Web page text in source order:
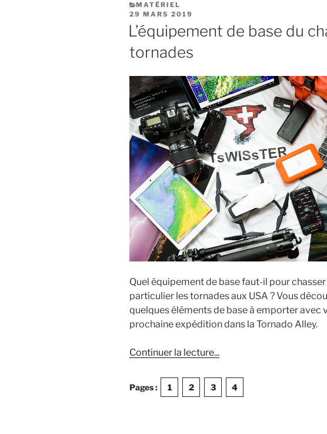
CATÉGORIES
MATÉRIEL
PUBLIÉ
LE
29 MARS 2019
L’équipement de base du
tornades
Quel équipement de base faut-il pour
particulier les tornades aux USA ? Vous
quelques éléments de base à emporter avec
prochaine expédition dans la Tornado Alley.
Continuer la lecturede
de
base
...
Pages : 1 2 3 4